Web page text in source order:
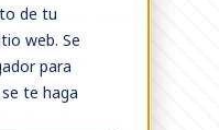
de tu
web. Se
para
te haga
Ethernet
poder